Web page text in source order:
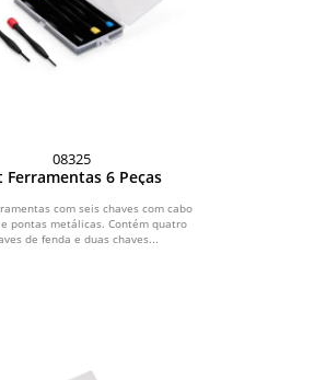
08325
Ferramentas 6 Peças
com seis chaves com cabo
pontas metálicas. Contém quatro
de fenda e duas chaves...